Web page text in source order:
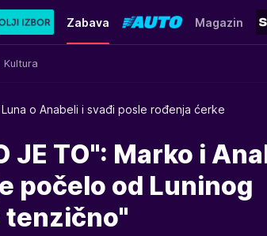
Zabava
Kultura
Magazin
o Anabeli i svađi posle rođenja ćerke
JE TO": Marko i
počelo od Luninog
tenzično"